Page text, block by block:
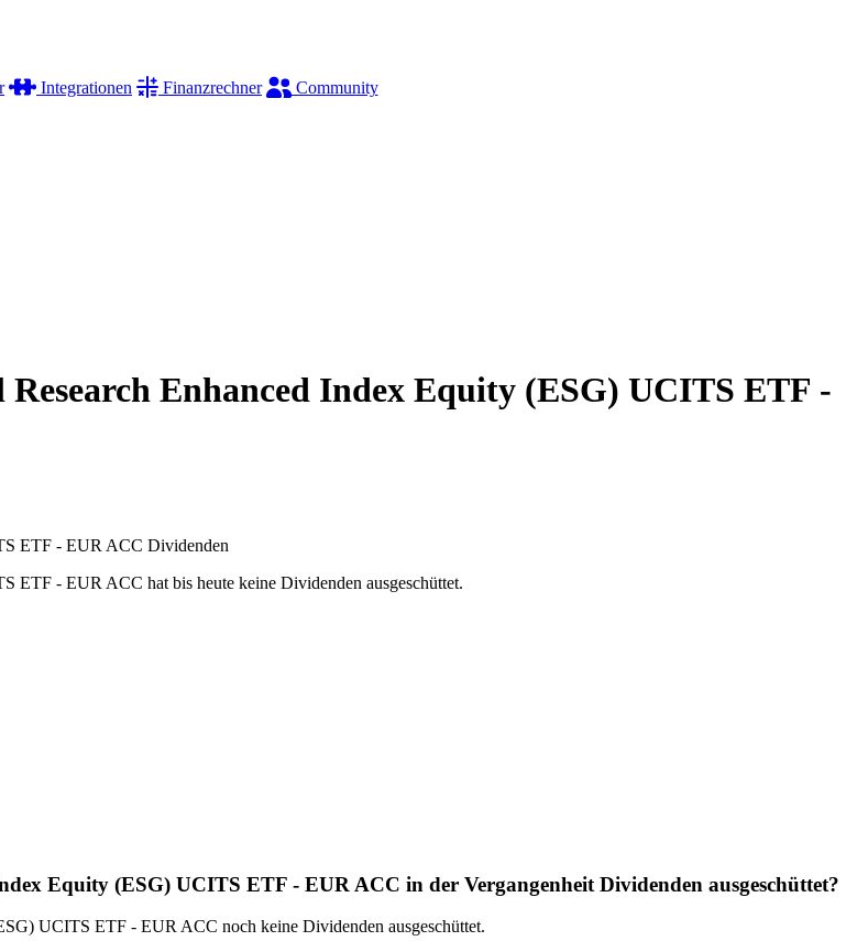
Integrationen Finanzrechner
Community
Enhanced Index Equity (ESG) UCITS ETF -
ETF - EUR ACC Dividenden
ETF - EUR ACC hat bis heute keine Dividenden ausgeschüttet.
Equity (ESG) UCITS ETF - EUR ACC in der Vergangenheit Dividenden ausgeschüttet?
UCITS ETF - EUR ACC noch keine Dividenden ausgeschüttet.